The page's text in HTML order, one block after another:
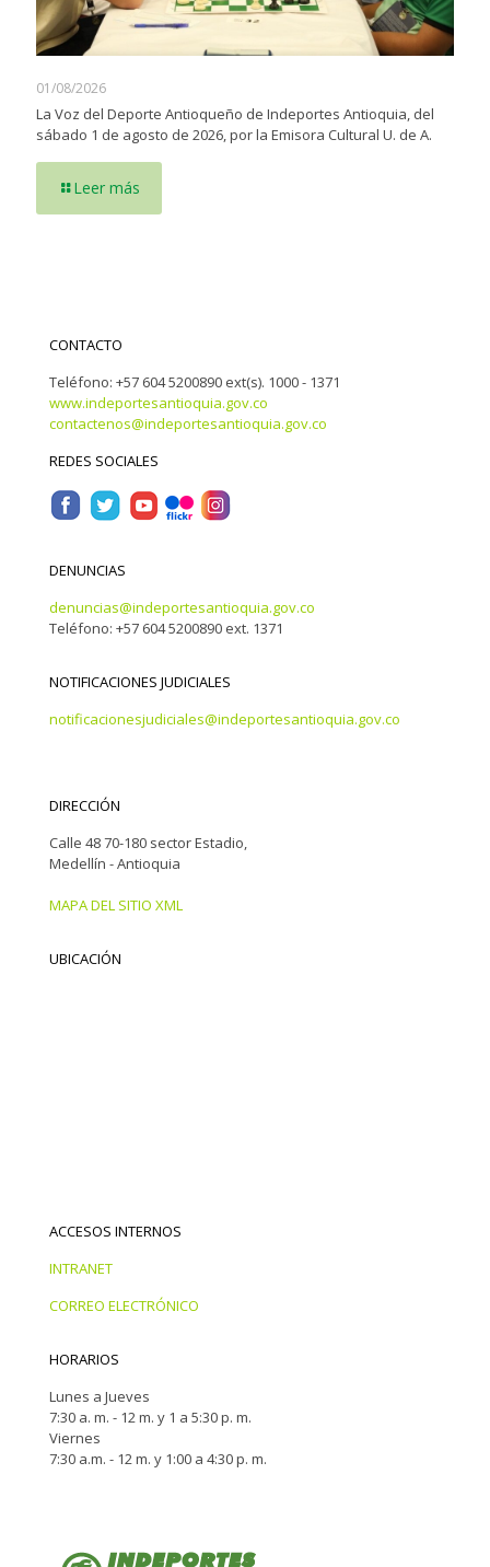
01/08/2026
La Voz del Deporte Antioqueño de Indeportes Antioquia, del
sábado 1 de agosto de 2026, por la Emisora Cultural U. de A.
Leer más
CONTACTO
Teléfono: +57 604 5200890 ext(s). 1000 - 1371
www.indeportesantioquia.gov.co
contactenos@indeportesantioquia.gov.co
REDES SOCIALES
DENUNCIAS
denuncias@indeportesantioquia.gov.co
Teléfono: +57 604 5200890 ext. 1371
NOTIFICACIONES JUDICIALES
notificacionesjudiciales@indeportesantioquia.gov.co
DIRECCIÓN
Calle 48 70-180 sector Estadio,
Medellín - Antioquia
MAPA DEL SITIO XML
UBICACIÓN
ACCESOS INTERNOS
INTRANET
CORREO ELECTRÓNICO
HORARIOS
Lunes a Jueves
7:30 a. m. - 12 m. y 1 a 5:30 p. m.
Viernes
7:30 a.m. - 12 m. y 1:00 a 4:30 p. m.